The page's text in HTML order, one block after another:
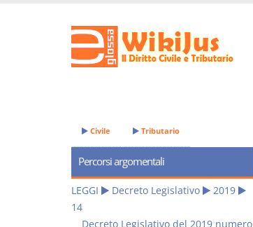
Civile Tributario
Percorsi argomentali
LEGGI Decreto Legislativo
2019
14
Decreto Legislativo del 2019 numero